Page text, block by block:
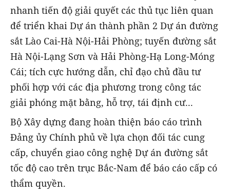
nhanh tiến độ giải quyết các thủ tục liên quan
để triển khai Dự án thành phần 2 Dự án đường
sắt Lào Cai-Hà Nội-Hải Phòng; tuyến đường sắt
Hà Nội-Lạng Sơn và Hải Phòng-Hạ Long-Móng
Cái; tích cực hướng dẫn, chỉ đạo chủ đầu tư
phối hợp với các địa phương trong công tác
giải phóng mặt bằng, hỗ trợ, tái định cư...
Bộ Xây dựng đang hoàn thiện báo cáo trình
Đảng ủy Chính phủ về lựa chọn đối tác cung
cấp, chuyển giao công nghệ Dự án đường sắt
tốc độ cao trên trục Bắc-Nam để báo cáo cấp có
thẩm quyền.